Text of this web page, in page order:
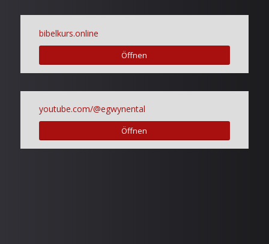
bibelkurs.online
Öffnen
youtube.com/@egwynental
Öffnen